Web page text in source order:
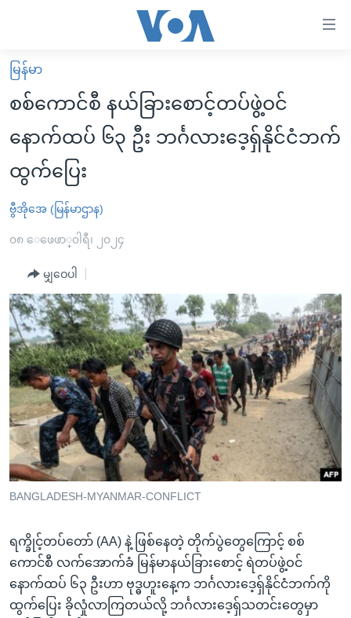
လွယ်ကူ
စေ
Link
များ
ပင်မ
အကြောင်းအရာ
ကျော်
ကြည့်
ရန်
ပင်မ
အ
ညွန်း
စာမျက်နှာ
သို့
ကျော်
ကြည့်
ရန်
ရှာဖွေ
နေရာ
သို့
ကျော်
ရန်
မူလစာမျက်နှာ
မြန်မာ
ကမ္ဘာ့သတင်းများ
နိုင်ငံတကာ
အစ္စရေး-ပါလက်စတိုင်း
ဗွီဒီယို
အင်္ဂလိပ်စာလေ့လာမယ်
အမေရိကန်သုံးအီဒီယံ
မကြေးမုံရဲ့ အင်္ဂလိပ်စာ
ရုပ်ရှင်ထဲက အင်္ဂလိပ်စာ
သုတပဒေသာ အင်္ဂလိပ်စာ
အပတ်စဉ်ကဏ္ဍများ
ရေဒီယို
တီဗွီ
ရေဒီယိုနှင့်ရုပ်သံ အချက်အလက်များ
ရေဒီယို/တီဗွီအစီအစဉ်
Learning English
ဗွီအိုအေ လူမှုကွန်ယက်များ
ဘာသာစကားများ
မြန်မာ
စစ်ကောင်စီ နယ်ခြားစောင့်တပ်ဖွဲ့ဝင်
နောက်ထပ် ၆၃ ဦး ဘင်္ဂလားဒေ့ရှ်နိုင်ငံဘက်
ထွက်ပြေး
ဗွီအိုအေ (မြန်မာဌာန)
၀၈ ေဖေဖာ္၀ါရီ၊ ၂၀၂၄
မျှဝေပါ
BANGLADESH-MYANMAR-CONFLICT
ရက္ခိုင့်တပ်တော် (AA) နဲ့ ဖြစ်နေတဲ့ တိုက်ပွဲတွေကြောင့် စစ်
ကောင်စီ လက်အောက်ခံ မြန်မာနယ်ခြားစောင့် ရဲတပ်ဖွဲ့ဝင်
နောက်ထပ် ၆၃ ဦးဟာ ဗုဒ္ဓဟူးနေ့က ဘင်္ဂလားဒေ့ရှ်နိုင်ငံဘက်ကို
ထွက်ပြေး ခိုလှုံလာကြတယ်လို့ ဘင်္ဂလားဒေ့ရှ်သတင်းတွေမှာ